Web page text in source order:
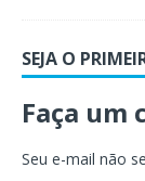
SEJA O
Faça um
Seu e-mail não